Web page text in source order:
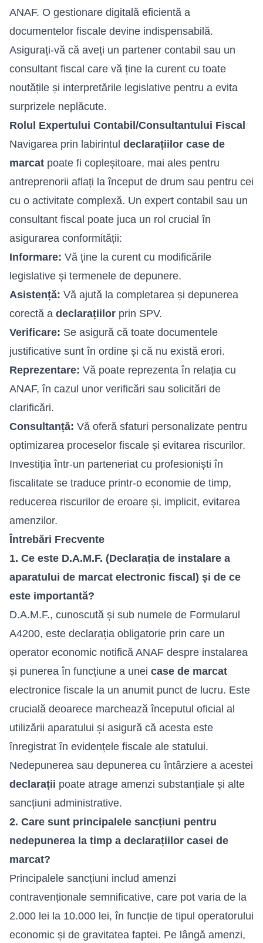
ANAF. O gestionare digitală eficientă a
documentelor fiscale devine indispensabilă.
Asigurați-vă că aveți un partener contabil sau un
consultant fiscal care vă ține la curent cu toate
noutățile și interpretările legislative pentru a evita
surprizele neplăcute.
Rolul Expertului Contabil/Consultantului Fiscal
Navigarea prin labirintul declarațiilor case de
marcat poate fi copleșitoare, mai ales pentru
antreprenorii aflați la început de drum sau pentru cei
cu o activitate complexă. Un expert contabil sau un
consultant fiscal poate juca un rol crucial în
asigurarea conformității:
Informare: Vă ține la curent cu modificările
legislative și termenele de depunere.
Asistență: Vă ajută la completarea și depunerea
corectă a declarațiilor prin SPV.
Verificare: Se asigură că toate documentele
justificative sunt în ordine și că nu există erori.
Reprezentare: Vă poate reprezenta în relația cu
ANAF, în cazul unor verificări sau solicitări de
clarificări.
Consultanță: Vă oferă sfaturi personalizate pentru
optimizarea proceselor fiscale și evitarea riscurilor.
Investiția într-un parteneriat cu profesioniști în
fiscalitate se traduce printr-o economie de timp,
reducerea riscurilor de eroare și, implicit, evitarea
amenzilor.
Întrebări Frecvente
1. Ce este D.A.M.F. (Declarația de instalare a
aparatului de marcat electronic fiscal) și de ce
este importantă?
D.A.M.F., cunoscută și sub numele de Formularul
A4200, este declarația obligatorie prin care un
operator economic notifică ANAF despre instalarea
și punerea în funcțiune a unei case de marcat
electronice fiscale la un anumit punct de lucru. Este
crucială deoarece marchează începutul oficial al
utilizării aparatului și asigură că acesta este
înregistrat în evidențele fiscale ale statului.
Nedepunerea sau depunerea cu întârziere a acestei
declarații poate atrage amenzi substanțiale și alte
sancțiuni administrative.
2. Care sunt principalele sancțiuni pentru
nedepunerea la timp a declarațiilor casei de
marcat?
Principalele sancțiuni includ amenzi
contravenționale semnificative, care pot varia de la
2.000 lei la 10.000 lei, în funcție de tipul operatorului
economic și de gravitatea faptei. Pe lângă amenzi,